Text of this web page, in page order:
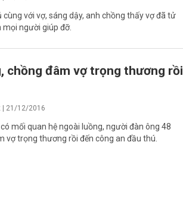
với vợ, sáng dậy, anh chồng thấy vợ đã tử
người giúp đỡ.
chồng đâm vợ trọng thương rồi
| 21/12/2016
mối quan hệ ngoài luồng, người đàn ông 48
vợ trọng thương rồi đến công an đầu thú.